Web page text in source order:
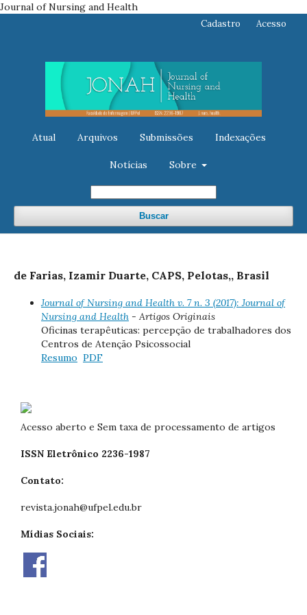
Journal of Nursing and Health
Atual Arquivos Submissões Indexações
Notícias Sobre
Buscar
Cadastro Acesso
de Farias, Izamir Duarte, CAPS, Pelotas,, Brasil
Journal of Nursing and Health v. 7 n. 3 (2017): Journal of
Nursing and Health - Artigos Originais
Oficinas terapêuticas: percepção de trabalhadores dos
Centros de Atenção Psicossocial
Resumo PDF
Acesso aberto e Sem taxa de processamento de artigos
ISSN Eletrônico 2236-1987
Contato:
revista.jonah@ufpel.edu.br
Mídias Sociais: